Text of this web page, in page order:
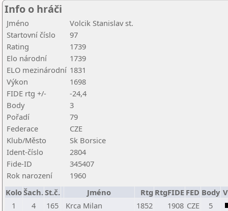
Info o hráči
Jméno
Volcik Stanislav st.
Startovní číslo
97
Rating
1739
Elo národní
1739
ELO mezinárodní 1831
Výkon
1698
FIDE rtg +/-
-24,4
Body
3
Pořadí
79
Federace
CZE
Klub/Město
Sk Borsice
Ident-číslo
2804
Fide-ID
345407
Rok narození
1960
KoloŠach.St.č. Jméno Rtg RtgFIDE FED Body
1
4 165 Krca Milan 1852 1908 CZE
5